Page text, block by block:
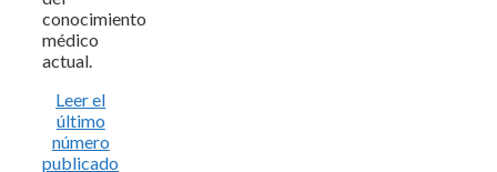
conocimiento
médico
actual.
Leer el
último
número
publicado